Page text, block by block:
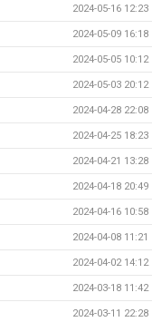
2024-05-16 12:23
2024-05-09 16:18
2024-05-05 10:12
2024-05-03 20:12
2024-04-28 22:08
2024-04-25 18:23
2024-04-21 13:28
2024-04-18 20:49
2024-04-16 10:58
2024-04-08 11:21
2024-04-02 14:12
2024-03-18 11:42
2024-03-11 22:28